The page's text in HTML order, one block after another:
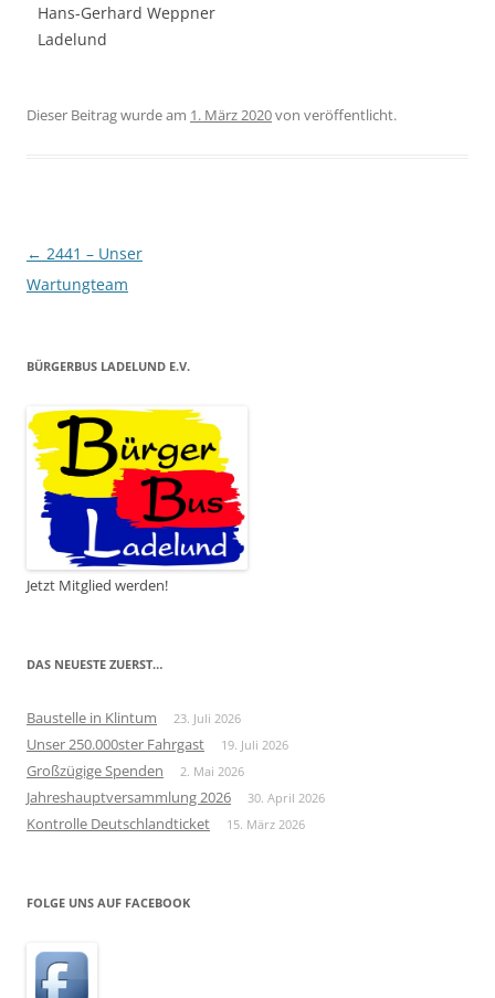
Hans-Gerhard Weppner
Ladelund
Dieser Beitrag wurde am 1. März 2020von veröffentlicht.
Beitragsnavigation
← 2441 – Unser
Wartungteam
BÜRGERBUS LADELUND E.V.
Jetzt Mitglied werden!
DAS NEUESTE ZUERST…
Baustelle in Klintum 23. Juli 2026
Unser 250.000ster Fahrgast 19. Juli 2026
Großzügige Spenden 2. Mai 2026
Jahreshauptversammlung 2026 30. April 2026
Kontrolle Deutschlandticket 15. März 2026
FOLGE UNS AUF FACEBOOK